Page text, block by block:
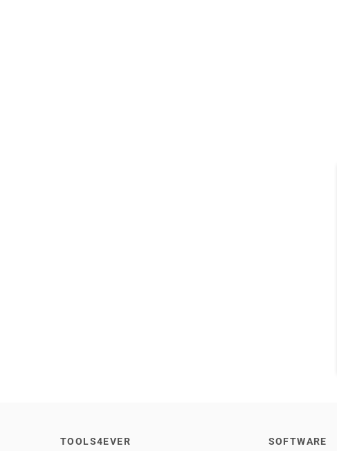
TOOLS4EVER SOFTWARE